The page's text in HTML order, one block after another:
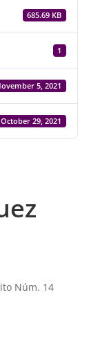
685.69 KB
1
5, 2021
October 29, 2021
Núm. 14